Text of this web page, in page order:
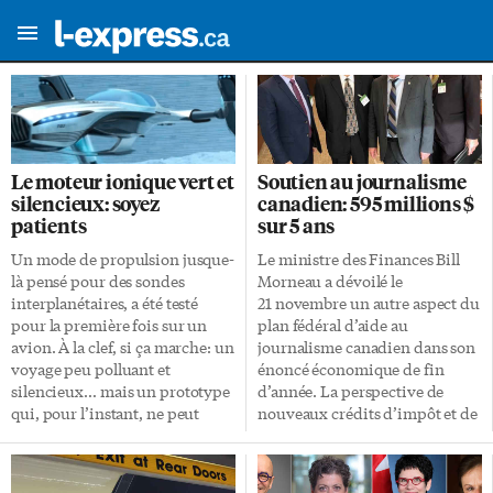
Le moteur ionique vert et
silencieux: soyez
patients
Un mode de propulsion jusque-
là pensé pour des sondes
interplanétaires, a été testé
pour la première fois sur un
avion. À la clef, si ça marche: un
voyage peu polluant et
silencieux… mais un prototype
qui, pour l’instant, ne peut
contraire des moteurs
chimiques, qui font avancer le
Soutien au journalisme
canadien: 595 millions $
sur 5 ans
Le ministre des Finances Bill
Morneau a dévoilé le
21 novembre un autre aspect du
plan fédéral d’aide au
journalisme canadien dans son
énoncé économique de fin
d’année. La perspective de
nouveaux crédits d’impôt et de
accueillie par le secteur. Mais il
faudra patienter pour toucher